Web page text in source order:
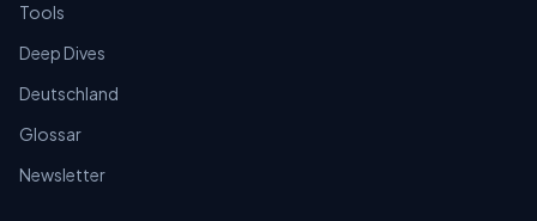
Tools
Deep Dives
Deutschland
Glossar
Newsletter